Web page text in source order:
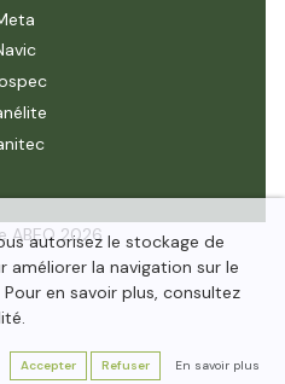
ABEO 2026
autorisez le stockage de
la navigation sur le
en savoir plus, consultez
Accepter Refuser En savoir plus